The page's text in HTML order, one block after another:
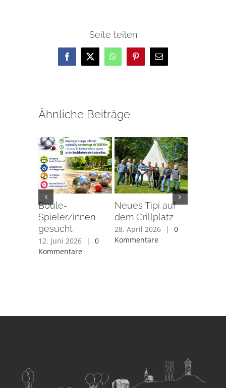
Seite teilen
Facebook
X WhatsAppPinterest
E-
Mail
Ähnliche Beiträge
Boule-
Spieler/innen
gesucht
12. Juni 2026 |
0
Kommentare
Neues Tipi auf
dem Grillplatz
28. April 2026 |
0
Kommentare